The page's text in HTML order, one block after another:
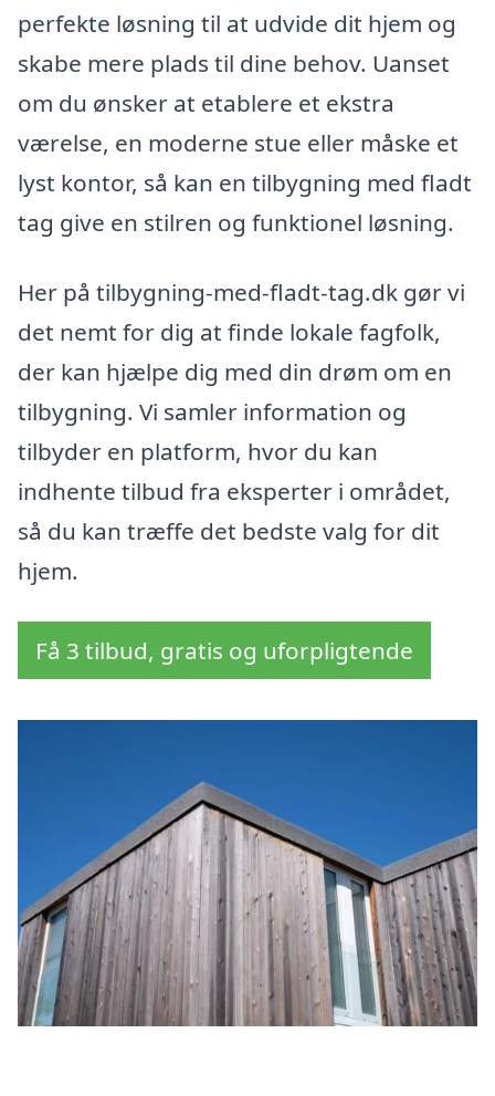
perfekte løsning til at udvide dit hjem og
skabe mere plads til dine behov. Uanset
om du ønsker at etablere et ekstra
værelse, en moderne stue eller måske et
lyst kontor, så kan en tilbygning med fladt
tag give en stilren og funktionel løsning.
Her på tilbygning-med-fladt-tag.dk gør vi
det nemt for dig at finde lokale fagfolk,
der kan hjælpe dig med din drøm om en
tilbygning. Vi samler information og
tilbyder en platform, hvor du kan
indhente tilbud fra eksperter i området,
så du kan træffe det bedste valg for dit
hjem.
Få 3 tilbud, gratis og uforpligtende